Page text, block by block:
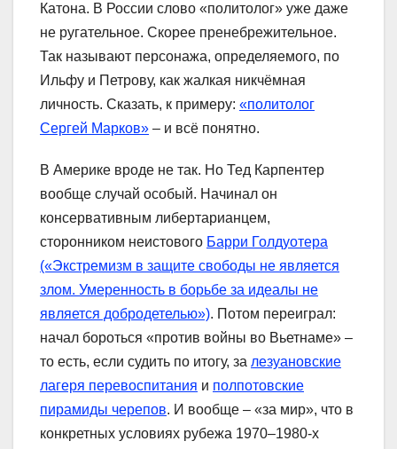
Катона. В России слово «политолог» уже даже
не ругательное. Скорее пренебрежительное.
Так называют персонажа, определяемого, по
Ильфу и Петрову, как жалкая никчёмная
личность. Сказать, к примеру: «политолог
Сергей Марков» – и всё понятно.
В Америке вроде не так. Но Тед Карпентер
вообще случай особый. Начинал он
консервативным либертарианцем,
сторонником неистового Барри Голдуотера
(«Экстремизм в защите свободы не является
злом. Умеренность в борьбе за идеалы не
является добродетелью»). Потом переиграл:
начал бороться «против войны во Вьетнаме» –
то есть, если судить по итогу, за лезуановские
лагеря перевоспитания и полпотовские
пирамиды черепов. И вообще – «за мир», что в
конкретных условиях рубежа 1970–1980-х